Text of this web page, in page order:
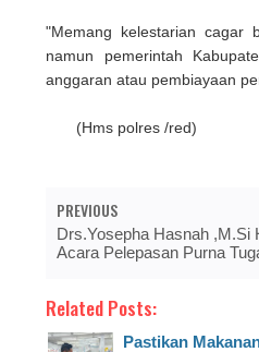
"Memang kelestarian cagar
namun pemerintah
anggaran atau pembiayaan
(Hms polres /red)
PREVIOUS
Drs.Yosepha Hasnah ,M.Si
Acara Pelepasan Purna
Related Posts:
Pastikan